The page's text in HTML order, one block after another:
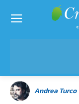
Andrea Turco